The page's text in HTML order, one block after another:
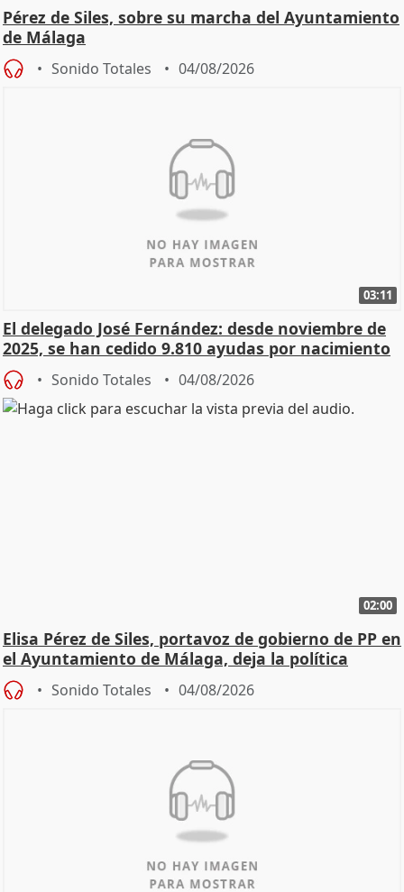
Pérez de Siles, sobre su marcha del Ayuntamiento
de Málaga
Sonido Totales 04/08/2026
03:11
El delegado José Fernández: desde noviembre de
2025, se han cedido 9.810 ayudas por nacimiento
Sonido Totales 04/08/2026
02:00
Elisa Pérez de Siles, portavoz de gobierno de PP en
el Ayuntamiento de Málaga, deja la política
Sonido Totales 04/08/2026